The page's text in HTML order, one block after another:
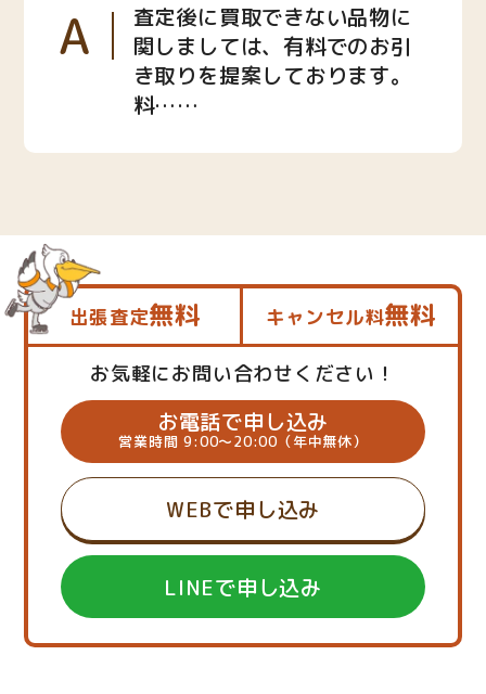
A
査定後に買取できない品物に
関しましては、有料でのお引
き取りを提案しております。
料……
出張査定無料 キャンセル料無料
お気軽にお問い合わせください！
お電話で申し込み
営業時間 9:00～20:00（年中無休）
WEBで申し込み
LINEで申し込み